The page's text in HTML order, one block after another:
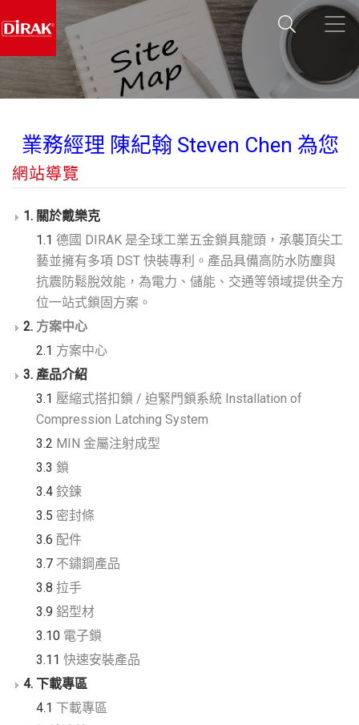
業務經理 陳紀翰 Steven Chen 為您
服務~~~ Line ID: 0933837082
業務經理 陳紀翰 Steven Chen 為您
服務~~~ Line ID: 0933837082
Wechat: diraksales
網站導覽
1. 關於戴樂克
1.1 德國 DIRAK 是全球工業五金鎖具龍頭，承襲頂尖工
藝並擁有多項 DST 快裝專利。產品具備高防水防塵與
抗震防鬆脫效能，為電力、儲能、交通等領域提供全方
位一站式鎖固方案。
2. 方案中心
2.1 方案中心
3. 產品介紹
3.1 壓縮式搭扣鎖 / 迫緊門鎖系統 Installation of
Compression Latching System
3.2 MIN 金屬注射成型
3.3 鎖
3.4 鉸鍊
3.5 密封條
3.6 配件
3.7 不鏽鋼產品
3.8 拉手
3.9 鋁型材
3.10 電子鎖
3.11 快速安裝產品
4. 下載專區
4.1 下載專區